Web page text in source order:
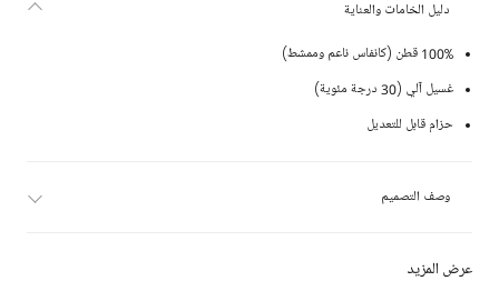
عرض المزيد
دليل الخامات والعناية
100% قطن (كانفاس ناعم وممشط)
غسيل آلي (30 درجة مئوية)
حزام قابل للتعديل
وصف التصميم